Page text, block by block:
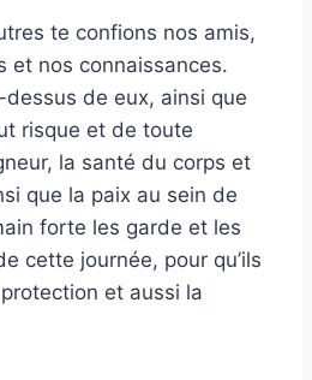
te confions nos amis,
et nos connaissances.
de eux, ainsi que
risque et de toute
la santé du corps et
que la paix au sein de
forte les garde et les
cette journée, pour qu’ils
et aussi la